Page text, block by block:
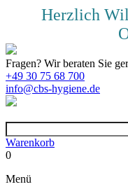
Herzlich
Fragen? Wir beraten Sie
+49 30 75 68 700
info@cbs-hygiene.de
Warenkorb
0
Menü